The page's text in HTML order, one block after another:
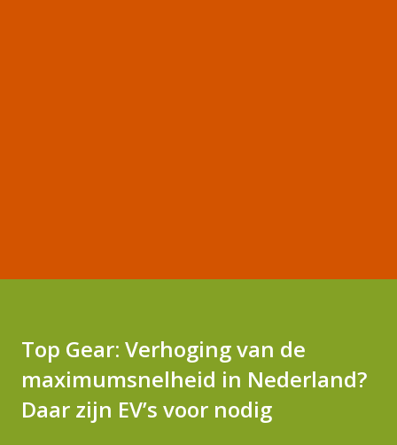
Top Gear: Verhoging van de
maximumsnelheid in Nederland?
Daar zijn EV’s voor nodig